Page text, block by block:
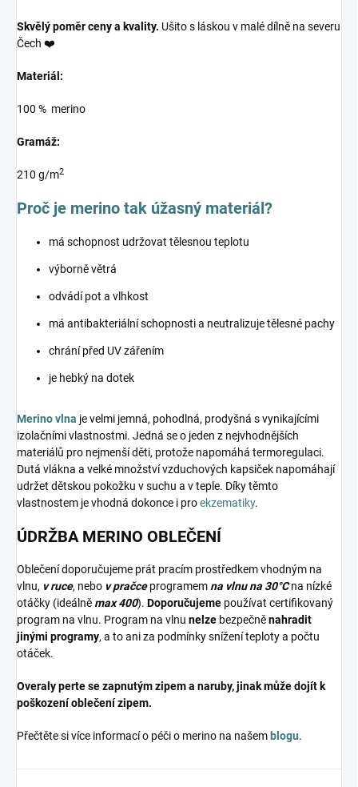
Skvělý poměr ceny a kvality. Ušito s láskou v malé dílně na severu
Čech ❤️
Materiál:
100 % merino
Gramáž:
210 g/m2
Proč je merino tak úžasný materiál?
má schopnost udržovat tělesnou teplotu
výborně větrá
odvádí pot a vlhkost
má antibakteriální schopnosti a neutralizuje tělesné pachy
chrání před UV zářením
je hebký na dotek
Merino vlna je velmi jemná, pohodlná, prodyšná s vynikajícími
izolačními vlastnostmi. Jedná se o jeden z nejvhodnějších
materiálů pro nejmenší děti, protože napomáhá termoregulaci.
Dutá vlákna a velké množství vzduchových kapsiček napomáhají
udržet dětskou pokožku v suchu a v teple. Díky těmto
vlastnostem je vhodná dokonce i proekzematiky.
ÚDRŽBA MERINO OBLEČENÍ
Oblečení doporučujeme prát pracím prostředkem vhodným na
vlnu, v ruce, nebo v pračceprogramemna vlnu na 30°Cna nízké
otáčky (ideálněmax 400). Doporučujeme používat certifikovaný
program na vlnu. Program na vlnu nelze bezpečněnahradit
jinými programy, a to ani za podmínky snížení teploty a počtu
otáček.
Overaly perte se zapnutým zipem a naruby, jinak může dojít k
poškození oblečení zipem.
Přečtěte si více informací o péči o merino na našem blogu.